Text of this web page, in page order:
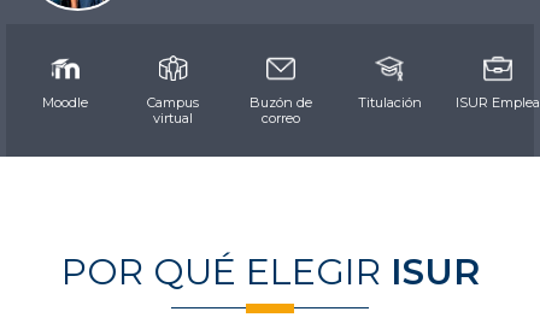
Moodle
Campus
virtual
Buzón de
correo
Titulación ISUR Emplea
POR QUÉ ELEGIR ISUR